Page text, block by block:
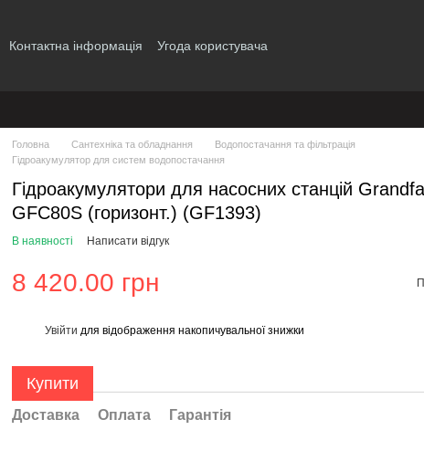
Контактна інформація Угода користувача
Головна Сантехніка та обладнання
Водопостачання та фільтрація
Гідроакумулятор для систем водопостачання
Гідроакумулятори для насосних станцій
GFC80S (горизонт.) (GF1393)
В наявності Написати відгук
8 420.00 грн
Увійти для відображення накопичувальної знижки
Купити
Доставка Оплата Гарантія